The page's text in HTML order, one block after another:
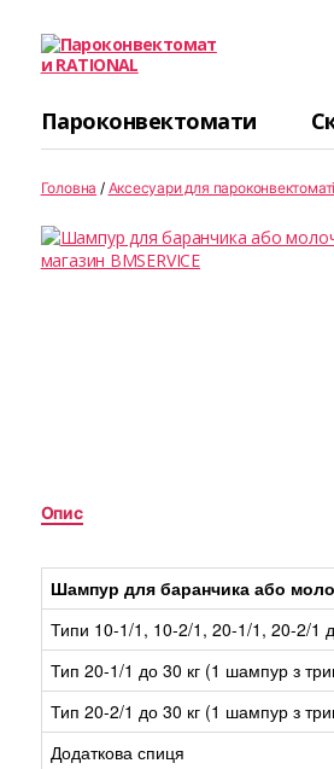
Пароконвектомати
Головна / Аксесуари для
Опис
Шампур для баранчика або
Типи 10-1/1, 10-2/1, 20-1/1, 20-2/1
Тип 20-1/1 до 30 кг (1 шампур з
Тип 20-2/1 до 30 кг (1 шампур з
Додаткова спиця